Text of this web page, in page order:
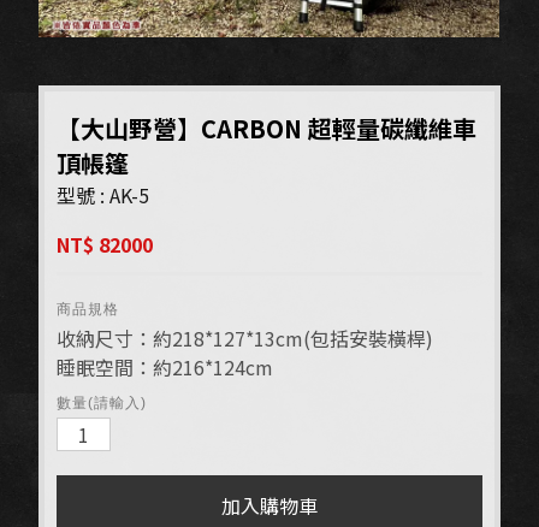
【大山野營】CARBON 超輕量碳纖維車
頂帳篷
型號 : AK-5
NT$ 82000
商品規格
收納尺寸：約218*127*13cm(包括安裝橫桿)
睡眠空間：約216*124cm
數量(請輸入)